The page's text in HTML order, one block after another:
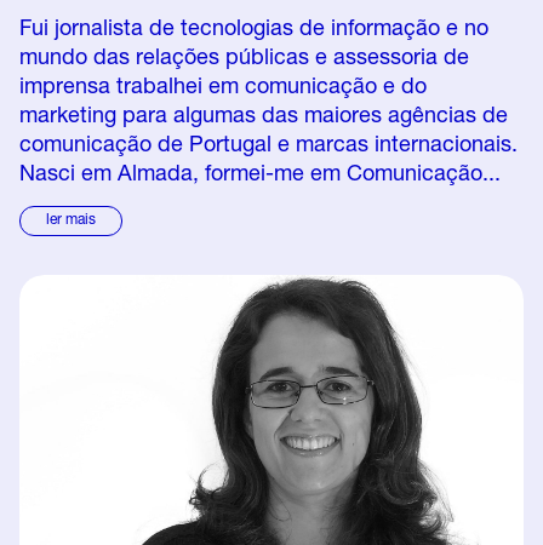
Fui jornalista de tecnologias de informação e no
mundo das relações públicas e assessoria de
imprensa trabalhei em comunicação e do
marketing para algumas das maiores agências de
comunicação de Portugal e marcas internacionais.
Nasci em Almada, formei-me em Comunicação...
ler mais